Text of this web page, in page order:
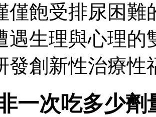
僅飽受排尿困
遇生理與心理
發創新性治療性
一次吃多少